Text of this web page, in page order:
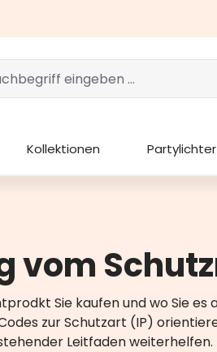
Kollektionen Partylichter
vom
Sie kaufen und wo Sie es
zur Schutzart (IP)
Leitfaden weiterhelfen.